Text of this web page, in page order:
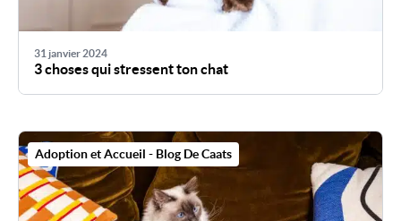
31 janvier 2024
3 choses qui stressent ton chat
Adoption et Accueil - Blog De Caats